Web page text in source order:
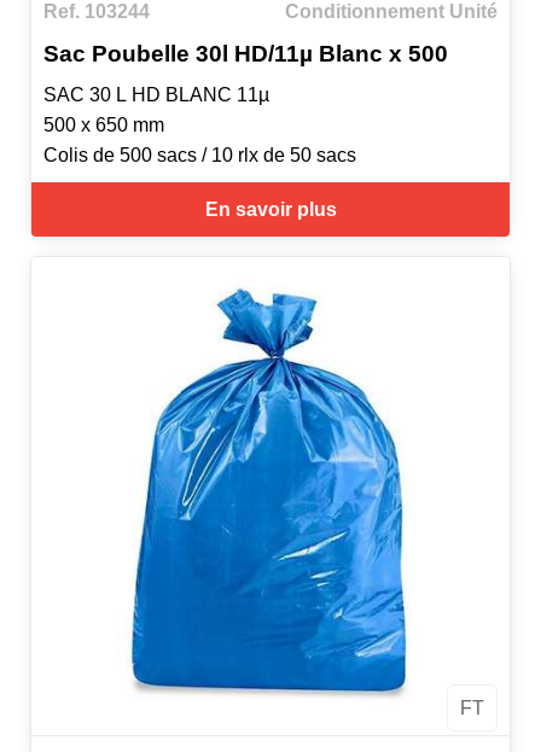
Ref. 103244 Conditionnement Unité
Sac Poubelle 30l HD/11µ Blanc x 500
SAC 30 L HD BLANC 11µ
500 x 650 mm
Colis de 500 sacs / 10 rlx de 50 sacs
En savoir plus
FT